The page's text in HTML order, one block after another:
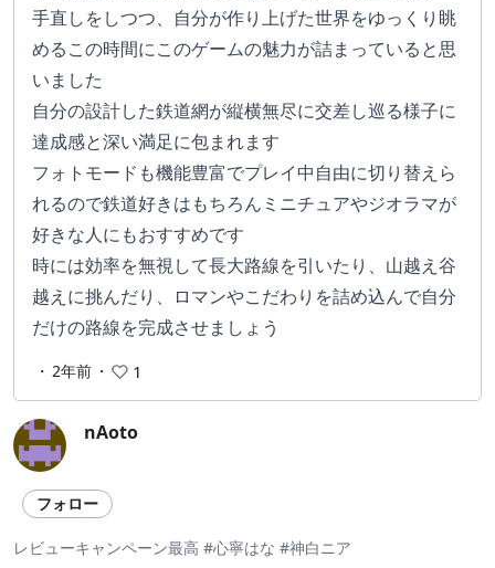
手直しをしつつ、自分が作り上げた世界をゆっくり眺
めるこの時間にこのゲームの魅力が詰まっていると思
いました
自分の設計した鉄道網が縦横無尽に交差し巡る様子に
達成感と深い満足に包まれます
フォトモードも機能豊富でプレイ中自由に切り替えら
れるので鉄道好きはもちろんミニチュアやジオラマが
好きな人にもおすすめです
時には効率を無視して長大路線を引いたり、山越え谷
越えに挑んだり、ロマンやこだわりを詰め込んで自分
だけの路線を完成させましょう
・ 2年前 ・ 1
nAoto
フォロー
レビューキャンペーン最高 #心寧はな #神白ニア